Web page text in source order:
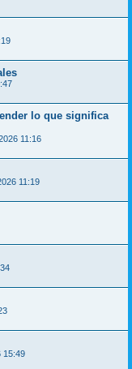
lo que significa
11:16
11:19
15:49